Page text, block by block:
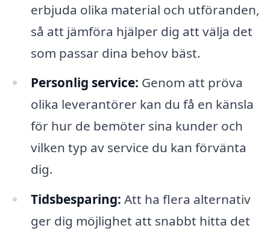
erbjuda olika material och utföranden,
så att jämföra hjälper dig att välja det
som passar dina behov bäst.
Personlig service: Genom att pröva
olika leverantörer kan du få en känsla
för hur de bemöter sina kunder och
vilken typ av service du kan förvänta
dig.
Tidsbesparing: Att ha flera alternativ
ger dig möjlighet att snabbt hitta det